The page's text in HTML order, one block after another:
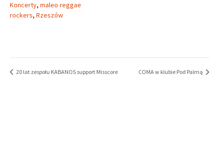
Koncerty, maleo reggae
rockers, Rzeszów
20 lat zespołu KABANOS support Misscore COMA w klubie Pod Palmą